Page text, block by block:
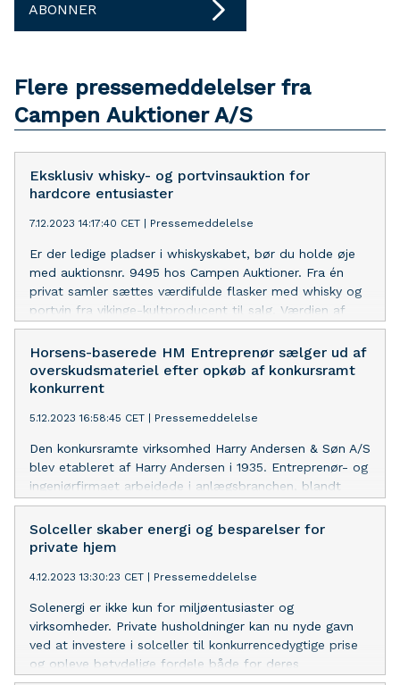
ABONNER
Flere pressemeddelelser fra
Campen Auktioner A/S
Eksklusiv whisky- og portvinsauktion for
hardcore entusiaster
7.12.2023 14:17:40 CET Pressemeddelelse
Er der ledige pladser i whiskyskabet, bør du holde øje
med auktionsnr. 9495 hos Campen Auktioner. Fra én
privat samler sættes værdifulde flasker med whisky og
portvin fra vikinge-kultproducent til salg. Værdien af
hver enkelt flaske er særdeles høj, og både flasker samt
emballage er i fineste stand. Det hele bortauktioneres
til højestbydende. Alene fra den eftertragtede Highland
Park-himmel er der syv flasker.
Horsens-baserede HM Entreprenør sælger ud af
overskudsmateriel efter opkøb af konkursramt
konkurrent
5.12.2023 16:58:45 CET Pressemeddelelse
Den konkursramte virksomhed Harry Andersen & Søn A/S
blev etableret af Harry Andersen i 1935. Entreprenør- og
ingeniørfirmaet arbejdede i anlægsbranchen, blandt
andet for kommuner, virksomheder og Vejdirektoratet.
Efter opkøb af boet sælges over 300 lots til
anlægsbranchen via onlineauktion gennem Campen
Solceller skaber energi og besparelser for
private hjem
4.12.2023 13:30:23 CET Pressemeddelelse
Solenergi er ikke kun for miljøentusiaster og
virksomheder. Private husholdninger kan nu nyde gavn
ved at investere i solceller til konkurrencedygtige prise
og opleve betydelige fordele både for deres